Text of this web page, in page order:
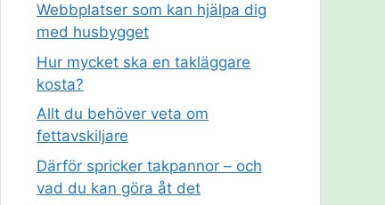
Webbplatser som kan hjälpa dig
med husbygget
Hur mycket ska en takläggare
kosta?
Allt du behöver veta om
fettavskiljare
Därför spricker takpannor – och
vad du kan göra åt det